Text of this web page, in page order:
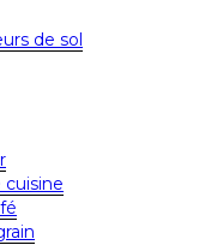
de sol